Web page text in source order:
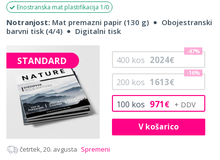
Enostranska mat plastifikacija 1/0
Notranjost: Mat premazni papir (130 g)
Obojestranski
barvni tisk (4/4)
Digitalni tisk
STANDARD
100 kos 971€
200 kos 1613€
-16%
400 kos 2024€
-47%
V košarico
četrtek, 20. avgusta Spremeni